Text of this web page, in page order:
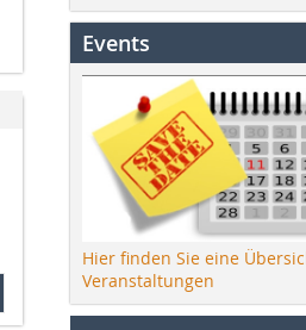
Events
Hier finden Sie eine
Veranstaltungen